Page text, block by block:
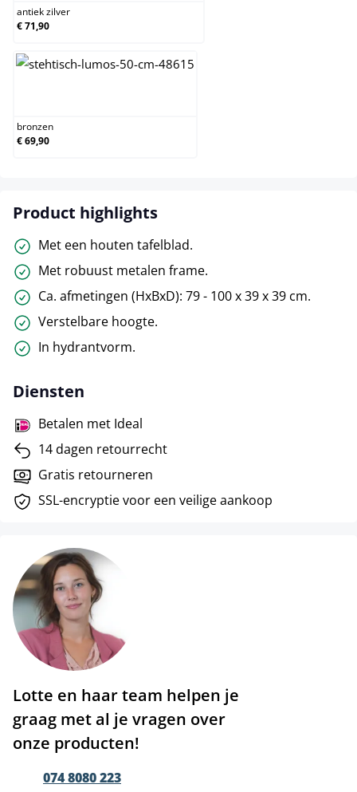
antiek zilver
€ 71,90
bronzen
€ 69,90
Product highlights
Met een houten tafelblad.
Met robuust metalen frame.
Ca. afmetingen (HxBxD): 79 - 100 x 39 x 39 cm.
Verstelbare hoogte.
In hydrantvorm.
Diensten
Betalen met Ideal
14 dagen retourrecht
Gratis retourneren
SSL-encryptie voor een veilige aankoop
Lotte en haar team helpen je
graag met al je vragen over
onze producten!
074 8080 223